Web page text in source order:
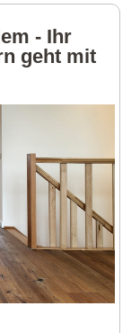
- Ihr
geht mit